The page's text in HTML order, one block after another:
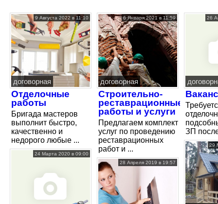
9 Августа 2022 в 11:10
договорная
Отделочные
работы
Бригада мастеров
выполнит быстро,
качественно и
недорого любые ...
24 Марта 2020 в 09:00
6 Января 2021 в 11:59
договорная
Строительно-
реставрационные
работы и услуги
Предлагаем комплект
услуг по проведению
реставрационных
работ и ...
28 Апреля 2019 в 19:57
26
ЗП
29